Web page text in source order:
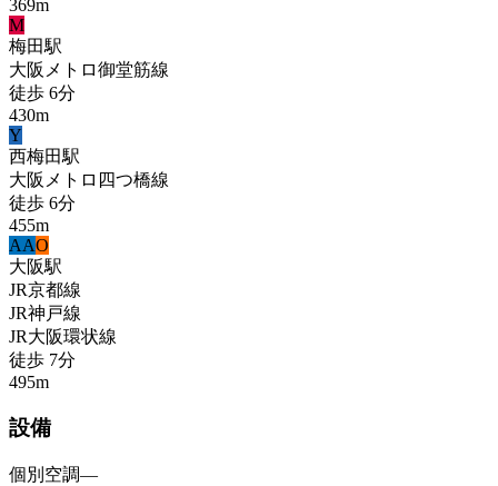
369m
M
梅田駅
大阪メトロ御堂筋線
徒歩 6分
430m
Y
西梅田駅
大阪メトロ四つ橋線
徒歩 6分
455m
AAO
大阪駅
JR京都線
JR神戸線
JR大阪環状線
徒歩 7分
495m
設備
個別空調—